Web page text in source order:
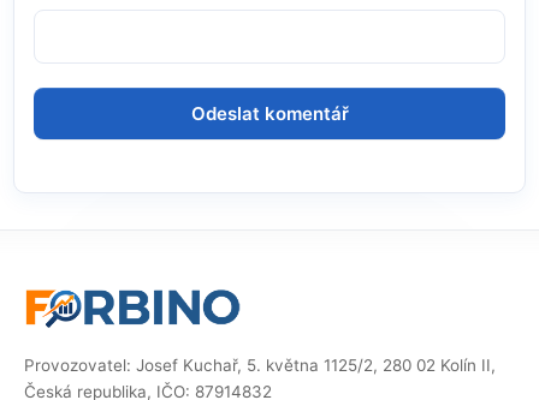
Provozovatel: Josef Kuchař, 5. května 1125/2, 280 02 Kolín II,
Česká republika, IČO: 87914832